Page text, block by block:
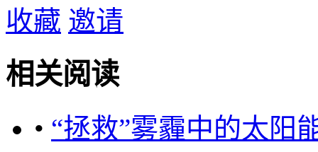
收藏 邀请
相关阅读
• “拯救”雾霾中的太阳